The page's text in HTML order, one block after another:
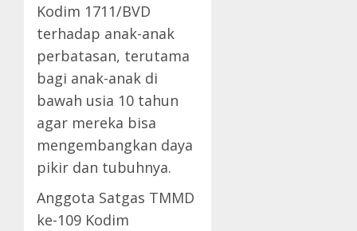
Kodim 1711/BVD
terhadap anak-anak
perbatasan, terutama
bagi anak-anak di
bawah usia 10 tahun
agar mereka bisa
mengembangkan daya
pikir dan tubuhnya.
Anggota Satgas TMMD
ke-109 Kodim